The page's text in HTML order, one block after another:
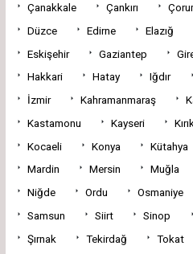
Çanakkale
Çankırı
Düzce
Edirne Elazığ
Eskişehir
Gaziantep
Hakkari
Hatay Iğdır
İzmir
Kahramanmaraş
Kastamonu
Kayseri
Kocaeli
Konya Kütahya
Mardin
Mersin Muğla
Niğde
Ordu Osmaniye
Samsun
Siirt Sinop
Şırnak
Tekirdağ Tokat